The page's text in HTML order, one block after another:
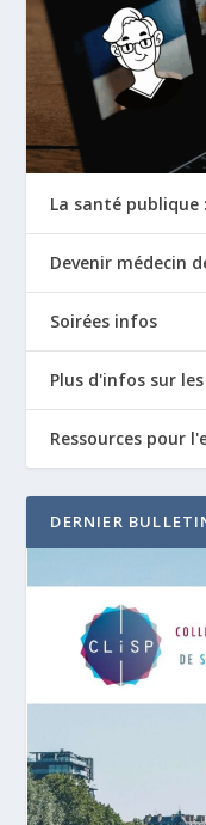
La santé publique
Devenir médecin
Soirées infos
Plus d'infos sur
Ressources pour
DERNIER